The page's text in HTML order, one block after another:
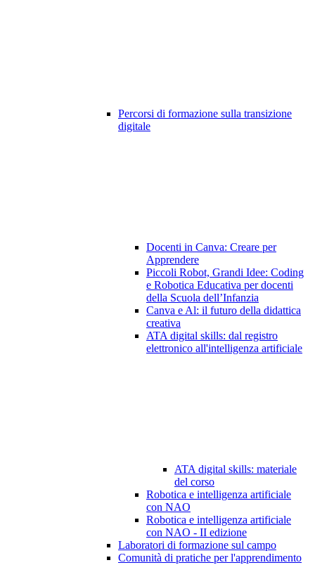
Percorsi di formazione sulla transizione
digitale
Docenti in Canva: Creare per
Apprendere
Piccoli Robot, Grandi Idee: Coding
e Robotica Educativa per docenti
della Scuola dell’Infanzia
Canva e Al: il futuro della didattica
creativa
ATA digital skills: dal registro
elettronico all'intelligenza artificiale
ATA digital skills: materiale
del corso
Robotica e intelligenza artificiale
con NAO
Robotica e intelligenza artificiale
con NAO - II edizione
Laboratori di formazione sul campo
Comunità di pratiche per l'apprendimento